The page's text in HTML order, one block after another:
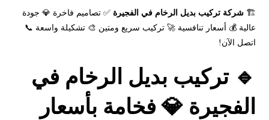
🏗️ شركة تركيب بديل الرخام في الفجيرة ✅ تصاميم فاخرة 💎 جودة
عالية 💰 أسعار تنافسية 🚀 تركيب سريع ومتين 🎨 تشكيلة واسعة 📞
اتصل الآن!
🔹 تركيب بديل الرخام في
الفجيرة 💎 فخامة بأسعار